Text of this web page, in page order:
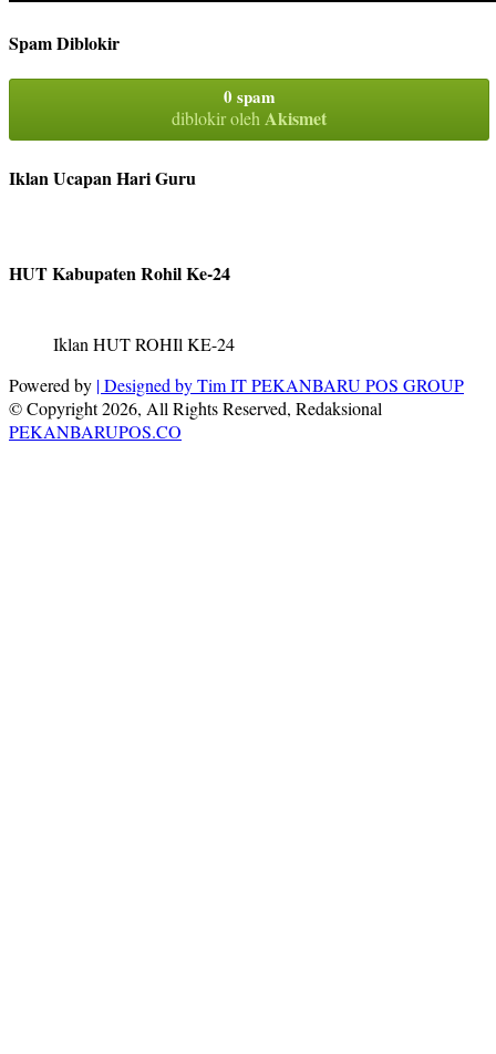
Spam Diblokir
0 spam
diblokir olehAkismet
Iklan Ucapan Hari Guru
HUT Kabupaten Rohil Ke-24
Iklan HUT ROHIl KE-24
Powered by | Designed byTim IT PEKANBARU POS GROUP
© Copyright 2026, All Rights Reserved, Redaksional
PEKANBARUPOS.CO